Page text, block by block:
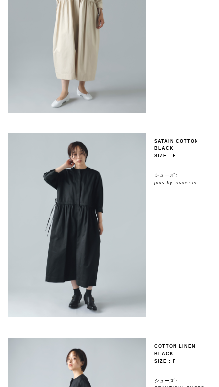
SATAIN COTTON
BLACK
SIZE : F
シューズ：
plus by chausser
COTTON LINEN
BLACK
SIZE : F
シューズ：